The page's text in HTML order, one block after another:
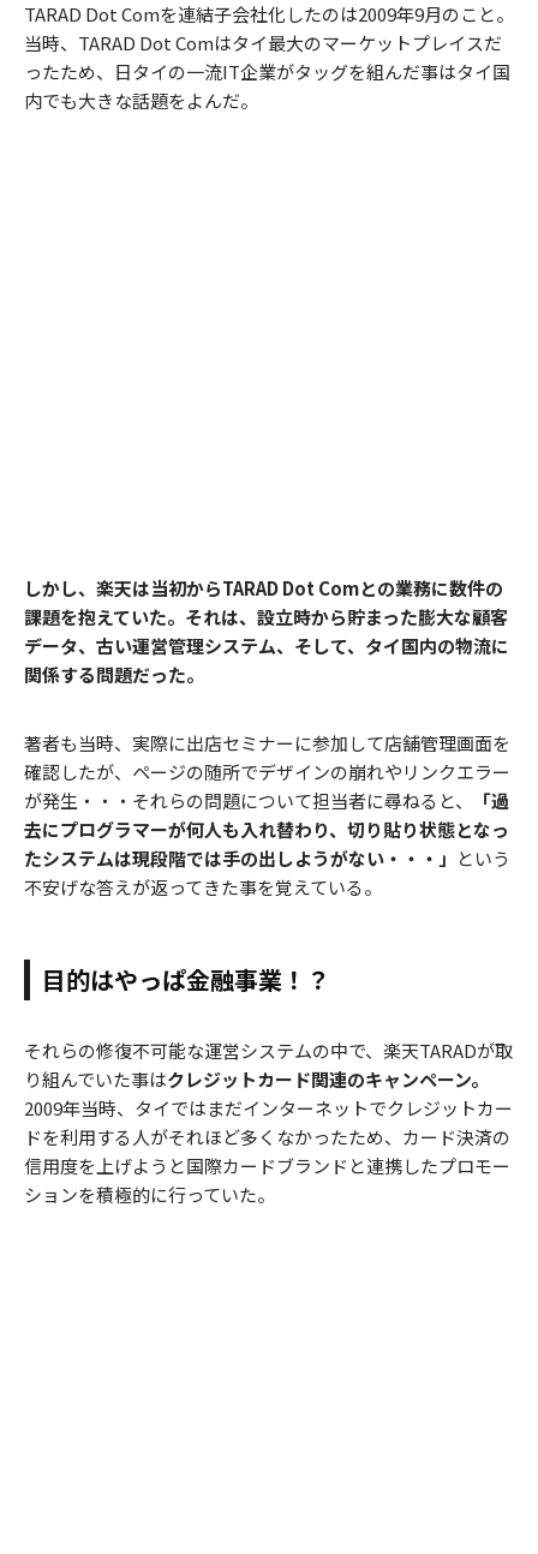
TARAD Dot Comを連結子会社化したのは2009年9月のこと。
当時、TARAD Dot Comはタイ最大のマーケットプレイスだ
ったため、日タイの一流IT企業がタッグを組んだ事はタイ国
内でも大きな話題をよんだ。
しかし、楽天は当初からTARAD Dot Comとの業務に数件の
課題を抱えていた。それは、設立時から貯まった膨大な顧客
データ、古い運営管理システム、そして、タイ国内の物流に
関係する問題だった。
著者も当時、実際に出店セミナーに参加して店舗管理画面を
確認したが、ページの随所でデザインの崩れやリンクエラー
が発生・・・それらの問題について担当者に尋ねると、
「過
去にプログラマーが何人も入れ替わり、切り貼り状態となっ
たシステムは現段階では手の出しようがない・・・」 という
不安げな答えが返ってきた事を覚えている。
目的はやっぱ金融事業！？
それらの修復不可能な運営システムの中で、楽天TARADが取
り組んでいた事はクレジットカード関連のキャンペーン。
2009年当時、タイではまだインターネットでクレジットカー
ドを利用する人がそれほど多くなかったため、カード決済の
信用度を上げようと国際カードブランドと連携したプロモー
ションを積極的に行っていた。